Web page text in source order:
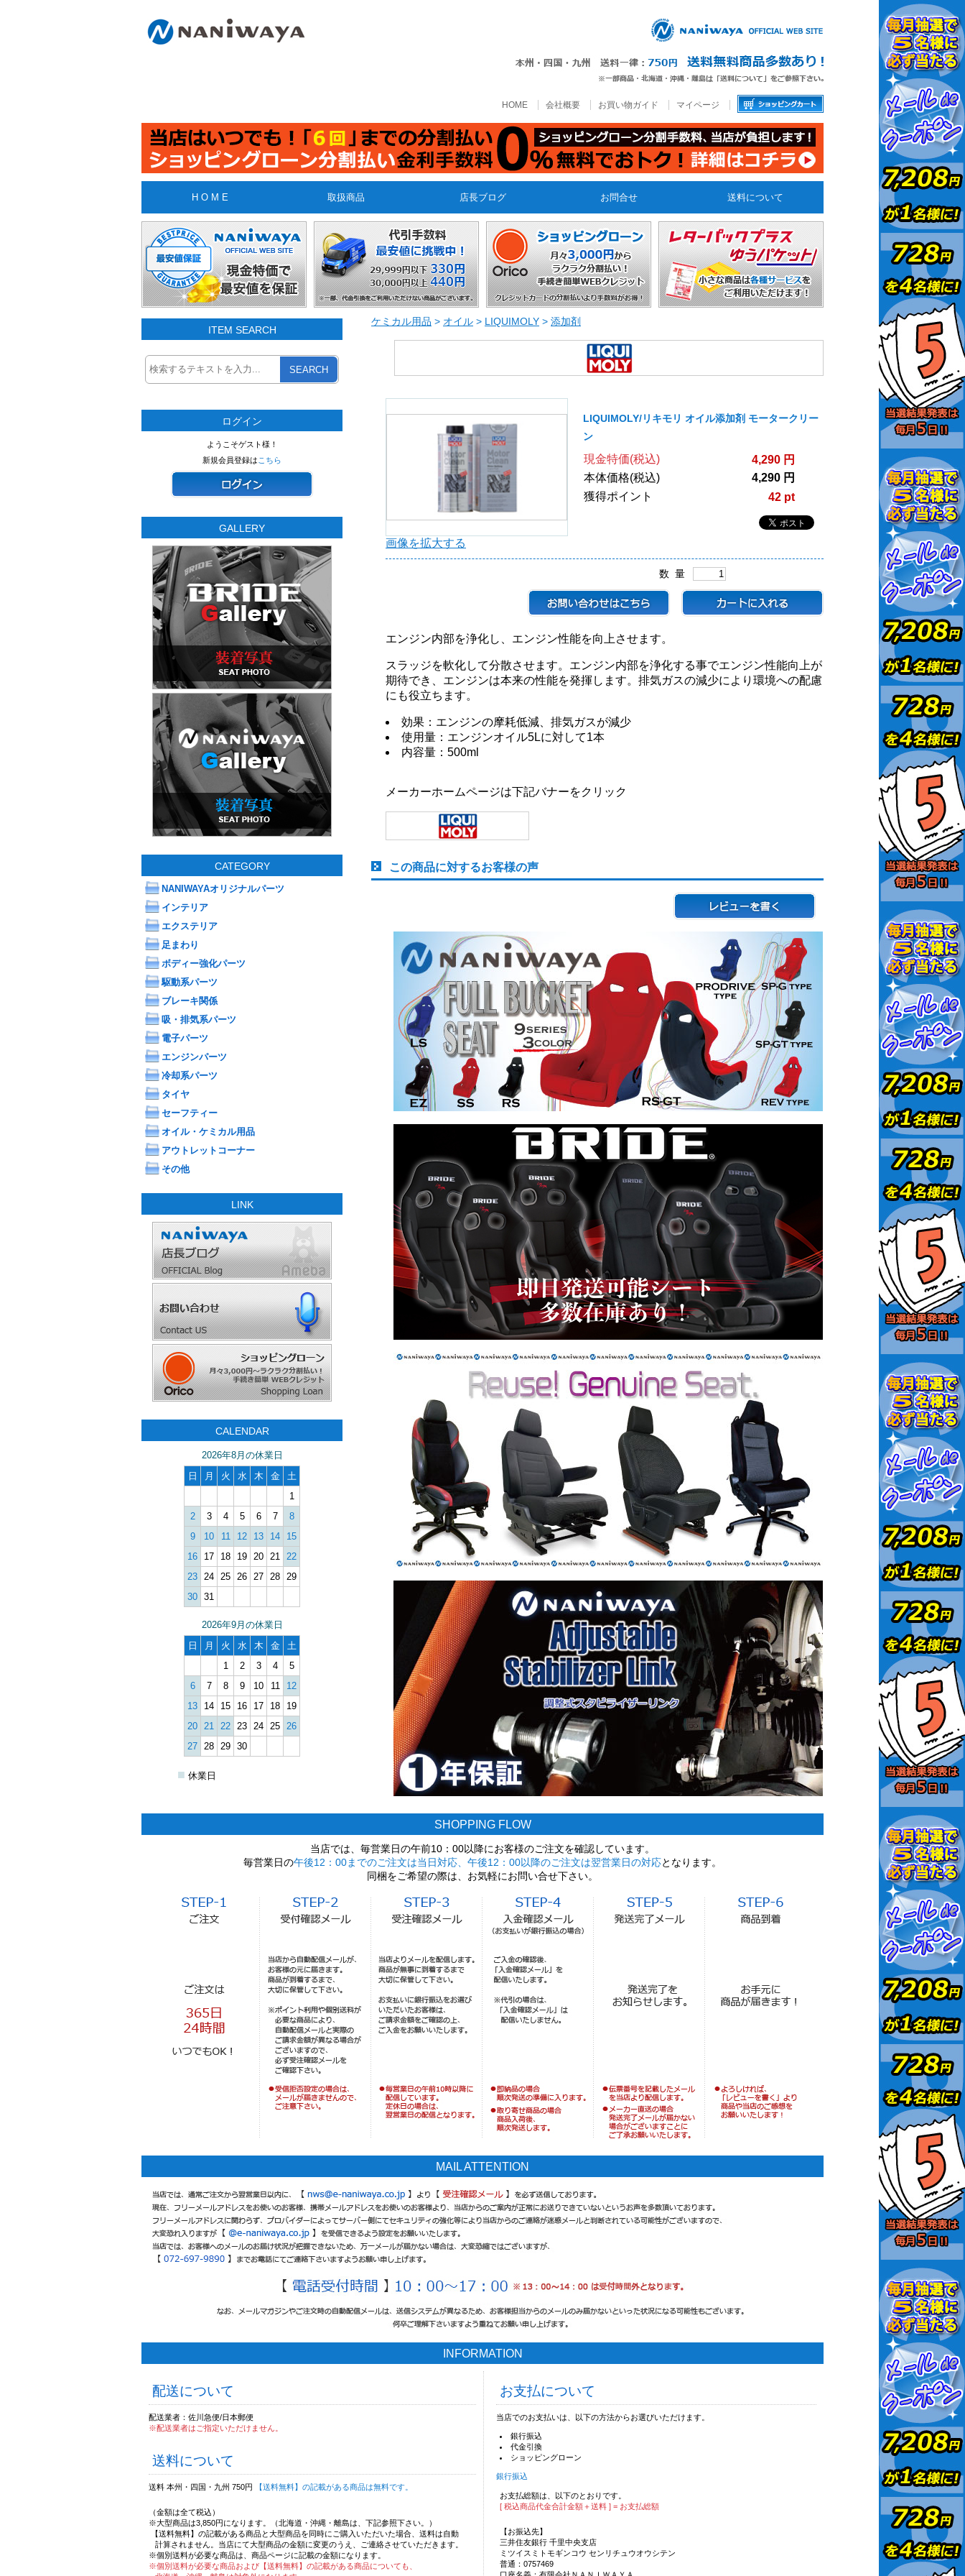
HOME 会社概要 お買い物ガイド マイページ
H O M E 取扱商品 店長ブログ お問合せ 送料について
ITEM SEARCH
SEARCH
ログイン
ようこそゲスト様！
新規会員登録は こちら
GALLERY
CATEGORY
NANIWAYAオリジナルパーツ
インテリア
エクステリア
足まわり
ボディー強化パーツ
駆動系パーツ
ブレーキ関係
吸・排気系パーツ
電子パーツ
エンジンパーツ
冷却系パーツ
タイヤ
セーフティー
オイル・ケミカル用品
アウトレットコーナー
その他
LINK
CALENDAR
2026年8月の休業日
日
月 火 水 木 金
土
1
2
3 4 5 6 7
8
9
10 11 12 13 14
15
16
17 18 19 20 21 22
23 24 25 26 27 28 29
30 31
2026年9月の休業日
日
月 火 水 木 金
土
1
2 3 4
5
6
7 8 9 10 11
12
13
14 15 16 17 18
19
20 21 22 23 24 25 26
27 28 29 30
■ 休業日
ケミカル用品 > オイル > LIQUIMOLY > 添加剤
画像を拡大する
LIQUIMOLY/リキモリ オイル添加剤 モータークリー
ン
現金特価(税込)
4,290 円
本体価格(税込)
4,290 円
獲得ポイント
42 pt
数 量
エンジン内部を浄化し、エンジン性能を向上させます。
スラッジを軟化して分散させます。エンジン内部を浄化する事でエンジン性能向上が
期待でき、エンジンは本来の性能を発揮します。排気ガスの減少により環境への配慮
にも役立ちます。
効果：エンジンの摩耗低減、排気ガスが減少
使用量：エンジンオイル5Lに対して1本
内容量：500ml
メーカーホームページは下記バナーをクリック
この商品に対するお客様の声
SHOPPING FLOW
当店では、毎営業日の午前10：00以降にお客様のご注文を確認しています。
毎営業日の午後12：00までのご注文は当日対応、午後12：00以降のご注文は翌営業日の対応となります。
同梱をご希望の際は、お気軽にお問い合せ下さい。
MAIL ATTENTION
INFORMATION
配送について
配送業者：佐川急便/日本郵便
※配送業者はご指定いただけません。
送料について
送料 本州・四国・九州 750円 【送料無料】の記載がある商品は無料です。
（金額は全て税込）
※大型商品は3,850円になります。（北海道・沖縄・離島は、下記参照下さい。）
【送料無料】の記載がある商品と大型商品を同時にご購入いただいた場合、送料は自動
計算されません。当店にて大型商品の金額に変更のうえ、ご連絡させていただきます。
※個別送料が必要な商品は、商品ページに記載の金額になります。
※個別送料が必要な商品および【送料無料】の記載がある商品についても、
お支払について
当店でのお支払いは、以下の方法からお選びいただけます。
銀行振込
代金引換
ショッピングローン
銀行振込
お支払総額は、以下のとおりです。
[ 税込商品代金合計金額＋送料 ] = お支払総額
【お振込先】
三井住友銀行 千里中央支店
ミツイスミトモギンコウ センリチュウオウシテン
普通：0757469
口座名義：有限会社ＮＡＮＩＷＡＹＡ